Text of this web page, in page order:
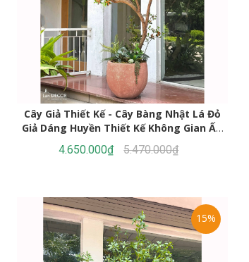
Cây Giả Thiết Kế - Cây Bàng Nhật Lá Đỏ
Giả Dáng Huyền Thiết Kế Không Gian Ấn
Tượng (220cm)- CC1384
4.650.000₫ 5.470.000₫
15%